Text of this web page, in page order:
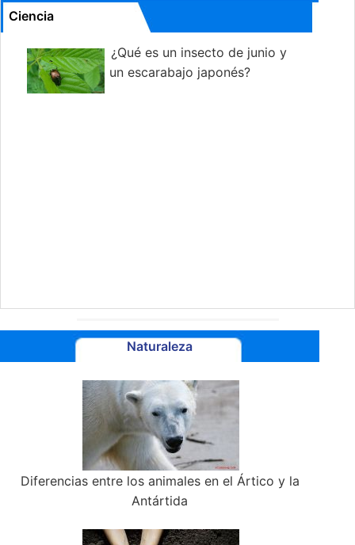
Ciencia
¿Qué es un insecto de junio y
un escarabajo japonés?
Naturaleza
Diferencias entre los animales en el Ártico y la
Antártida